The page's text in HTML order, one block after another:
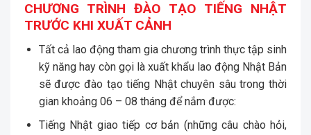
CHƯƠNG TRÌNH ĐÀO TẠO TIẾNG NHẬT
TRƯỚC KHI XUẤT CẢNH
Tất cả lao động tham gia chương trình thực tập sinh
kỹ năng hay còn gọi là xuất khẩu lao động Nhật Bản
sẽ được đào tạo tiếng Nhật chuyên sâu trong thời
gian khoảng 06 – 08 tháng để nắm được:
Tiếng Nhật giao tiếp cơ bản (những câu chào hỏi,